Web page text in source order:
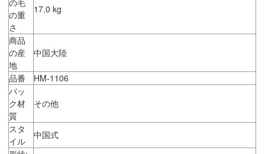
の重
さ
17.0 kg
商品
の産
地
中国大陸
品番
HM-1106
バッ
ク材
質
その他
スタ
イル
中国式